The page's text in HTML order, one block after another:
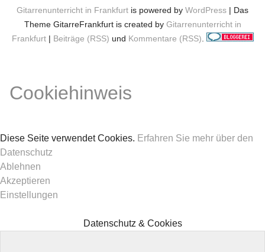
Gitarrenunterricht in Frankfurt is powered by WordPress | Das
Theme GitarreFrankfurt is created by Gitarrenunterricht in
Frankfurt| Beiträge (RSS) und Kommentare (RSS)
Cookiehinweis
Diese Seite verwendet Cookies. Erfahren Sie mehr über den
Datenschutz
Ablehnen
Akzeptieren
Einstellungen
Datenschutz & Cookies